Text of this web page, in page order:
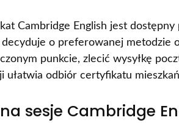
Cambridge English jest
decyduje o preferowanej metodzie
punkcie, zlecić wysyłkę
ułatwia odbiór certyfikatu
sesje Cambridge